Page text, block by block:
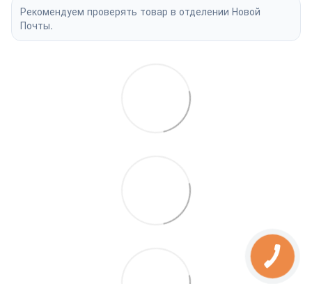
Рекомендуем проверять товар в отделении Новой
Почты.